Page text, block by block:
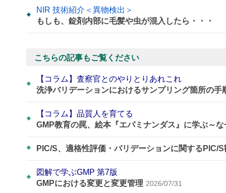
NIR 技術紹介＜異物検出＞
もしも、錠剤内部に毛髪や虫が混入したら・・・
こちらの記事もご覧ください
【コラム】査察官とのやりとりあれこれ
洗浄バリデーションにおけるサンプリング箇所の手
【コラム】品質人を育てる
GMP教育の罠、絵本『エパミナンダス』に学ぶ～
PIC/S、適格性評価・バリデーションに関するPIC/
図解で学ぶGMP 第7版
GMPにおける変更と変更管理 2026/07/31